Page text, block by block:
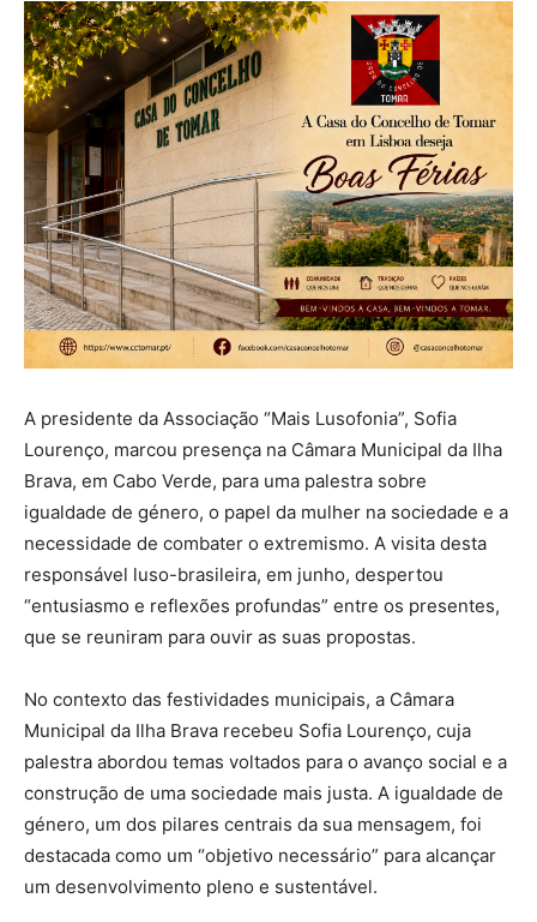
A presidente da Associação “Mais Lusofonia”, Sofia
Lourenço, marcou presença na Câmara Municipal da Ilha
Brava, em Cabo Verde, para uma palestra sobre
igualdade de género, o papel da mulher na sociedade e a
necessidade de combater o extremismo. A visita desta
responsável luso-brasileira, em junho, despertou
“entusiasmo e reflexões profundas” entre os presentes,
que se reuniram para ouvir as suas propostas.
No contexto das festividades municipais, a Câmara
Municipal da Ilha Brava recebeu Sofia Lourenço, cuja
palestra abordou temas voltados para o avanço social e a
construção de uma sociedade mais justa. A igualdade de
género, um dos pilares centrais da sua mensagem, foi
destacada como um “objetivo necessário” para alcançar
um desenvolvimento pleno e sustentável.